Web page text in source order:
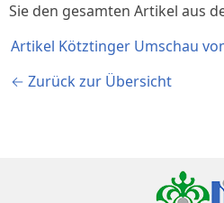
Sie den gesamten Artikel aus
Artikel Kötztinger Umschau
← Zurück zur Übersicht